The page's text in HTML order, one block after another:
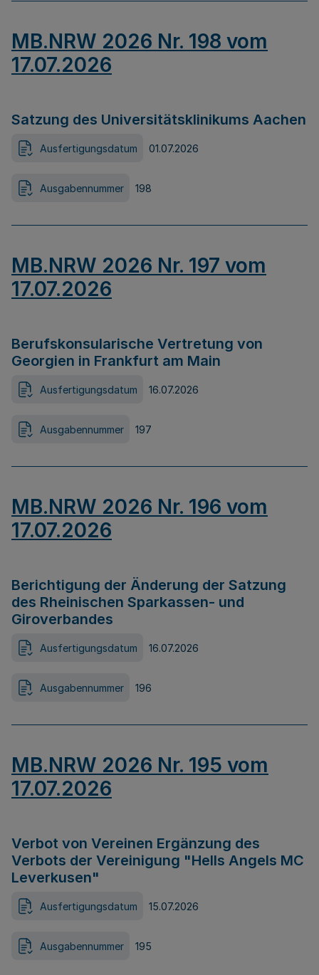
MB.NRW 2026 Nr. 198 vom
17.07.2026
Satzung des Universitätsklinikums Aachen
Ausfertigungsdatum 01.07.2026
Ausgabennummer 198
MB.NRW 2026 Nr. 197 vom
17.07.2026
Berufskonsularische Vertretung von
Georgien in Frankfurt am Main
Ausfertigungsdatum 16.07.2026
Ausgabennummer 197
MB.NRW 2026 Nr. 196 vom
17.07.2026
Berichtigung der Änderung der Satzung
des Rheinischen Sparkassen- und
Giroverbandes
Ausfertigungsdatum 16.07.2026
Ausgabennummer 196
MB.NRW 2026 Nr. 195 vom
17.07.2026
Verbot von Vereinen Ergänzung des
Verbots der Vereinigung "Hells Angels MC
Leverkusen"
Ausfertigungsdatum 15.07.2026
Ausgabennummer 195